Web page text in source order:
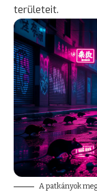
területeit.
A patkányok